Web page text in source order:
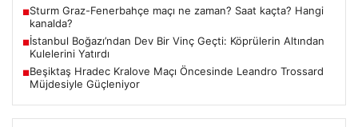
■Sturm Graz-Fenerbahçe maçı ne zaman? Saat kaçta? Hangi
kanalda?
■İstanbul Boğazı’ndan Dev Bir Vinç Geçti: Köprülerin Altından
Kulelerini Yatırdı
■Beşiktaş Hradec Kralove Maçı Öncesinde Leandro Trossard
Müjdesiyle Güçleniyor